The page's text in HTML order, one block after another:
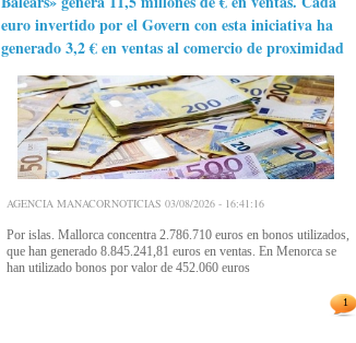
euro invertido por el Govern con esta iniciativa ha
generado 3,2 € en ventas al comercio de proximidad
AGENCIA MANACORNOTICIAS 03/08/2026 - 16:41:16
Por islas. Mallorca concentra 2.786.710 euros en bonos utilizados,
que han generado 8.845.241,81 euros en ventas. En Menorca se
han utilizado bonos por valor de 452.060 euros
1